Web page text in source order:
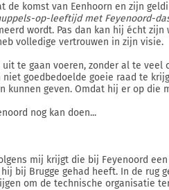
de komst van Eenhoorn en zijn
op-leeftijd met Feyenoord-
wordt. Pas dan kan hij écht
volledige vertrouwen in zijn visie.
te gaan voeren, zonder al te veel
goedbedoelde goeie raad te
kunnen geven. Omdat hij er op die
nog kan doen...
mij krijgt die bij Feyenoord
bij Brugge gehad heeft. In de rug
om de technische organisatie